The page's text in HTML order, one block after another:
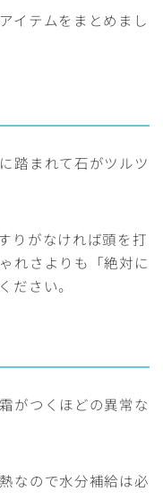
イテムをまとめまし
踏まれて石がツルツ
りがなければ頭を打
れさよりも「絶対に
ださい。
がつくほどの異常な
なので水分補給は必